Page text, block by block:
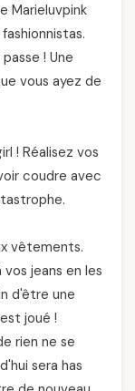
Marieluvpink
! Une
vous ayez de
! Réalisez vos
coudre avec
vêtements.
jeans en les
d'être une
joué !
rien ne se
sera has